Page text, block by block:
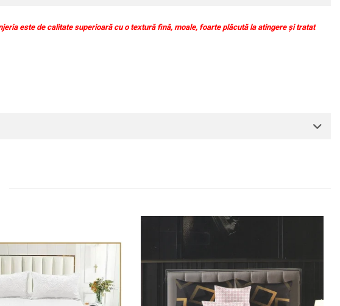
este de calitate superioară cu o textură fină, moale, foarte plăcută la atingere și tratat